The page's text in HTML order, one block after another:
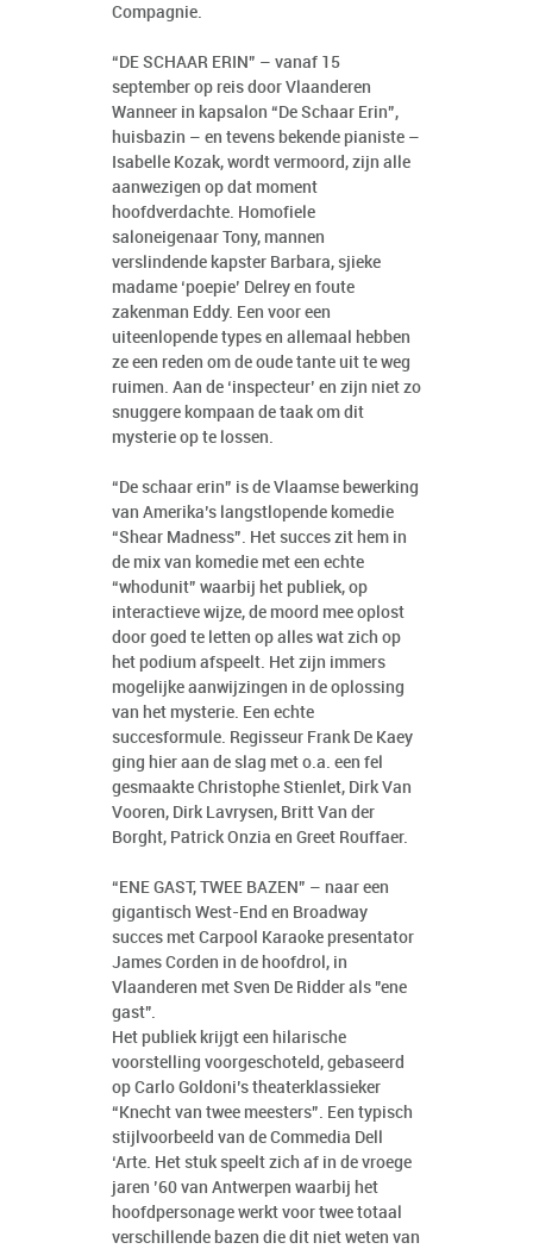
Compagnie.
“DE SCHAAR ERIN” – vanaf 15
september op reis door Vlaanderen
Wanneer in kapsalon “De Schaar Erin”,
huisbazin – en tevens bekende pianiste –
Isabelle Kozak, wordt vermoord, zijn alle
aanwezigen op dat moment
hoofdverdachte. Homofiele
saloneigenaar Tony, mannen
verslindende kapster Barbara, sjieke
madame ‘poepie’ Delrey en foute
zakenman Eddy. Een voor een
uiteenlopende types en allemaal hebben
ze een reden om de oude tante uit te weg
ruimen. Aan de ‘inspecteur’ en zijn niet zo
snuggere kompaan de taak om dit
mysterie op te lossen.
“De schaar erin” is de Vlaamse bewerking
van Amerika’s langstlopende komedie
“Shear Madness”. Het succes zit hem in
de mix van komedie met een echte
“whodunit” waarbij het publiek, op
interactieve wijze, de moord mee oplost
door goed te letten op alles wat zich op
het podium afspeelt. Het zijn immers
mogelijke aanwijzingen in de oplossing
van het mysterie. Een echte
succesformule. Regisseur Frank De Kaey
ging hier aan de slag met o.a. een fel
gesmaakte Christophe Stienlet, Dirk Van
Vooren, Dirk Lavrysen, Britt Van der
Borght, Patrick Onzia en Greet Rouffaer.
“ENE GAST, TWEE BAZEN” – naar een
gigantisch West-End en Broadway
succes met Carpool Karaoke presentator
James Corden in de hoofdrol, in
Vlaanderen met Sven De Ridder als "ene
gast".
Het publiek krijgt een hilarische
voorstelling voorgeschoteld, gebaseerd
op Carlo Goldoni’s theaterklassieker
“Knecht van twee meesters”. Een typisch
stijlvoorbeeld van de Commedia Dell
‘Arte. Het stuk speelt zich af in de vroege
jaren ’60 van Antwerpen waarbij het
hoofdpersonage werkt voor twee totaal
verschillende bazen die dit niet weten van